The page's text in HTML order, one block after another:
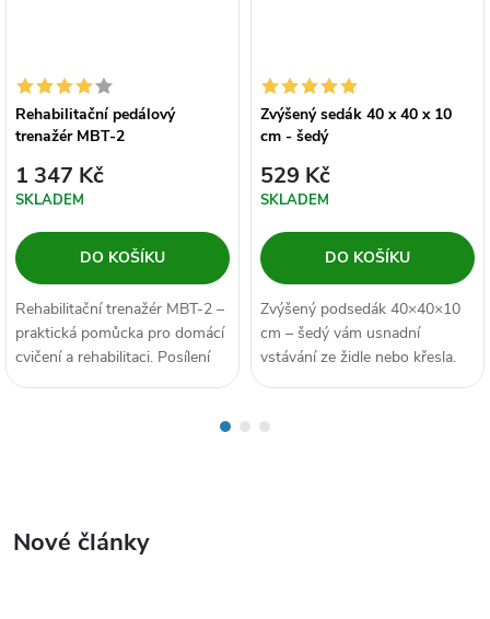
Rehabilitační pedálový
trenažér MBT-2
1 347 Kč
SKLADEM
DO KOŠÍKU
Rehabilitační trenažér MBT-2 –
praktická pomůcka pro domácí
cvičení a rehabilitaci. Posílení
dolních i horních...
Zvýšený sedák 40 x 40 x 10
cm - šedý
529 Kč
SKLADEM
DO KOŠÍKU
Zvýšený podsedák 40×40×10
cm – šedý vám usnadní
vstávání ze židle nebo křesla.
Pevná výška navíc poskytuje
Nové články